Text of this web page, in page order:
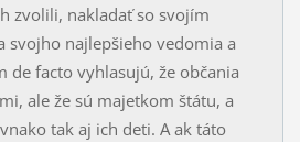
zvolili, nakla­dať so svojím
svojho najlepšieho vedomia a
de facto vyhlasujú, že občania
ale že sú majetkom štátu, a
tak aj ich deti. A ak táto